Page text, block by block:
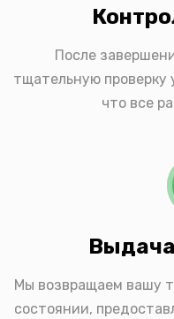
После
тщательную проверку
что все
Мы возвращаем вашу
состоянии,